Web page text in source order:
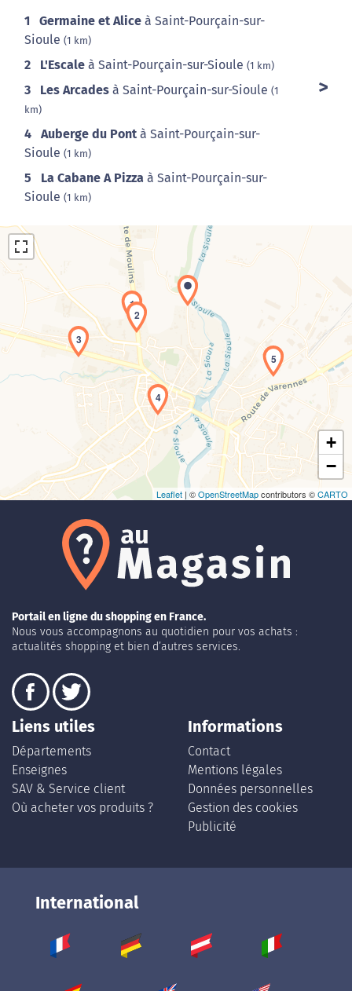
1 Germaine et Alice à Saint-Pourçain-sur-
Sioule (1 km)
2 L'Escale à Saint-Pourçain-sur-Sioule (1 km)
3 Les Arcades à Saint-Pourçain-sur-Sioule (1
km)
4 Auberge du Pont à Saint-Pourçain-sur-
Sioule (1 km)
5 La Cabane A Pizza à Saint-Pourçain-sur-
Sioule (1 km)
Chargement de la carte en cours...
1
2
3
4
5
+
−
Leaflet | ©OpenStreetMapcontributors ©CARTO
Portail en ligne du shopping en France.
Nous vous accompagnons au quotidien pour vos achats :
actualités shopping et bien d’autres services.
Liens utiles
Départements
Enseignes
SAV & Service client
Où acheter vos produits ?
Informations
Contact
Mentions légales
Données personnelles
Gestion des cookies
Publicité
International